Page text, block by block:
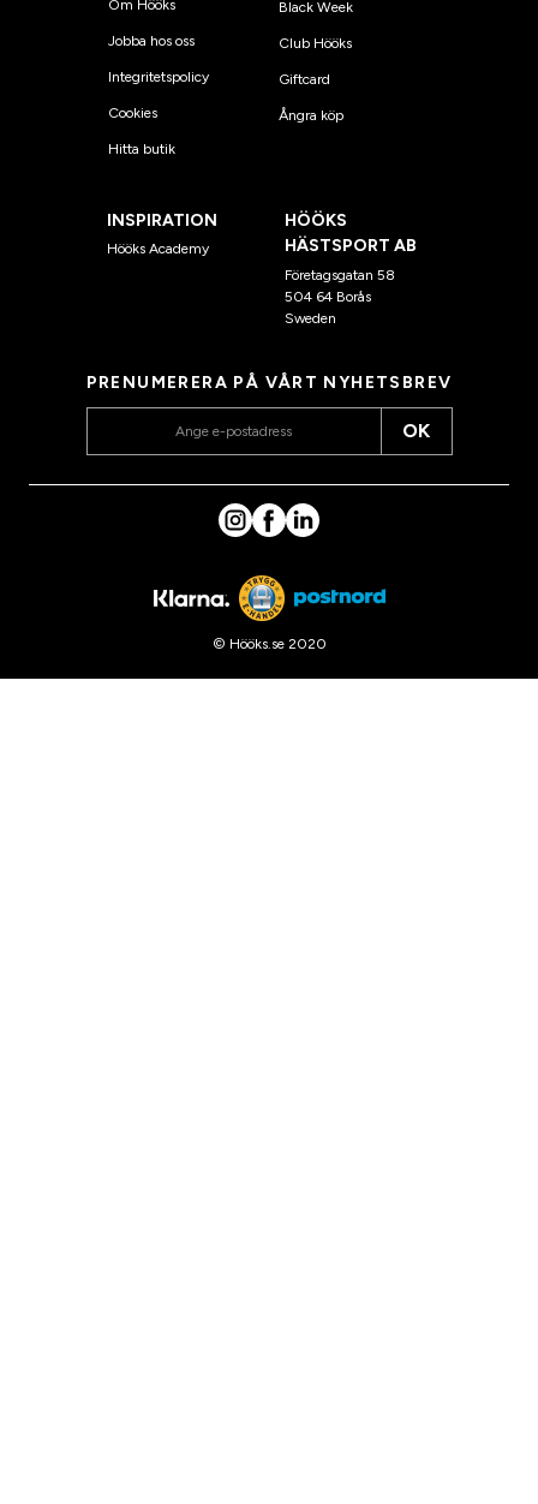
Om Hööks
Jobba hos oss
Integritetspolicy
Cookies
Hitta butik
Black Week
Club Hööks
Giftcard
Ångra köp
INSPIRATION
Hööks Academy
HÖÖKS
HÄSTSPORT AB
Företagsgatan 58
504 64 Borås
Sweden
PRENUMERERA PÅ VÅRT NYHETSBREV
OK
© Hööks.se 2020